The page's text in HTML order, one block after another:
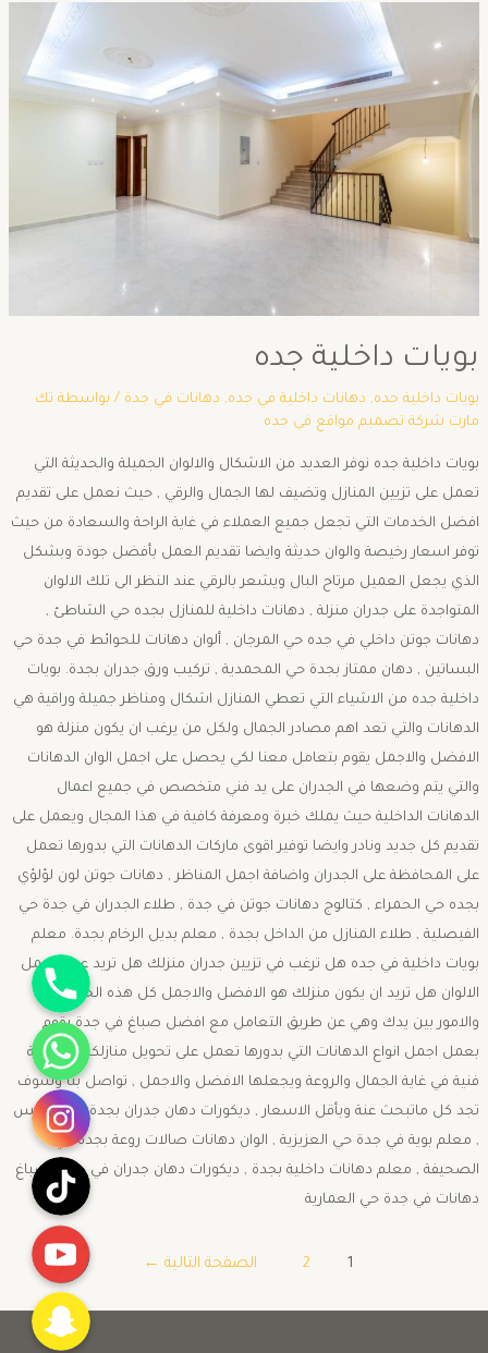
بويات داخلية جده
بويات داخلية جده, دهانات داخلية في جده, دهانات في جدة / بواسطة تك
مارت شركة تصميم مواقع في جده
بويات داخلية جده نوفر العديد من الاشكال والالوان الجميلة والحديثة التي
تعمل على تزيين المنازل وتضيف لها الجمال والرقي , حيث نعمل على تقديم
افضل الخدمات التي تجعل جميع العملاء في غاية الراحة والسعادة من حيث
توفر اسعار رخيصة والوان حديثة وايضا تقديم العمل بأفضل جودة وبشكل
الذي يجعل العميل مرتاح البال ويشعر بالرقي عند النظر الى تلك الالوان
المتواجدة على جدران منزلة , دهانات داخلية للمنازل بجده حي الشاطئ ,
دهانات جوتن داخلي في جده حي المرجان , ألوان دهانات للحوائط في جدة حي
البساتين , دهان ممتاز بجدة حي المحمدية , تركيب ورق جدران بجدة. بويات
داخلية جده من الاشياء التي تعطي المنازل اشكال ومناظر جميلة وراقية هي
الدهانات والتي تعد اهم مصادر الجمال ولكل من يرغب ان يكون منزلة هو
الافضل والاجمل يقوم بتعامل معنا لكي يحصل على اجمل الوان الدهانات
والتي يتم وضعها في الجدران على يد فني متخصص في جميع اعمال
الدهانات الداخلية حيث يملك خبرة ومعرفة كافية في هذا المجال ويعمل على
تقديم كل جديد ونادر وايضا توفير اقوى ماركات الدهانات التي بدورها تعمل
على المحافظة على الجدران واضافة اجمل المناظر , دهانات جوتن لون لؤلؤي
بجده حي الحمراء , كتالوج دهانات جوتن في جدة , طلاء الجدران في جدة حي
الفيصلية , طلاء المنازل من الداخل بجدة , معلم بديل الرخام بجدة. معلم
بويات داخلية في جده هل ترغب في تزيين جدران منزلك هل تريد عمل اجمل
الالوان هل تريد ان يكون منزلك هو الافضل والاجمل كل هذه الخيارات
والامور بين يدك وهي عن طريق التعامل مع افضل صباغ في جدة يقوم
بعمل اجمل انواع الدهانات التي بدورها تعمل على تحويل منازلكم الى لوحة
فنية في غاية الجمال والروعة ويجعلها الافضل والاجمل , تواصل بنا وسوف
تجد كل ماتبحث عنة وبأقل الاسعار , ديكورات دهان جدران بجدة حي الرويس
, معلم بوية في جدة حي العزيزية , الوان دهانات صالات روعة بجدة حي
الصحيفة , معلم دهانات داخلية بجدة , ديكورات دهان جدران في جدة , صباغ
دهانات في جدة حي العمارية
1
2 الصفحة التالية ←
جوال
واتساب
انستقرام
تيك توك
يوتيوب
Snapchat